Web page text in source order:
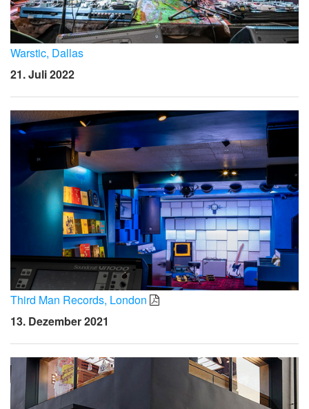
Warstic, Dallas
21. Juli 2022
Third Man Records, London
13. Dezember 2021